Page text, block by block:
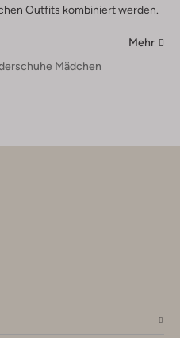
Outfits kombiniert werden.
Mehr
Mädchen